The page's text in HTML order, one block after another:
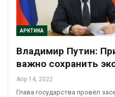
АРКТИКА
Владимир Путин:
важно сохранить
Апр 14, 2022
Глава государства провёл